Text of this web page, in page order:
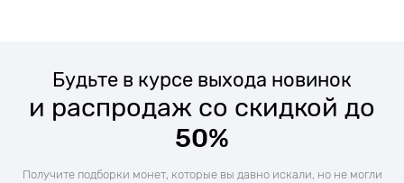
Будьте в курсе выхода новинок
и распродаж со скидкой до
50%
Получите подборки монет, которые вы давно искали, но не могли